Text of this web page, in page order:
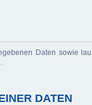
Daten sowie
DATEN